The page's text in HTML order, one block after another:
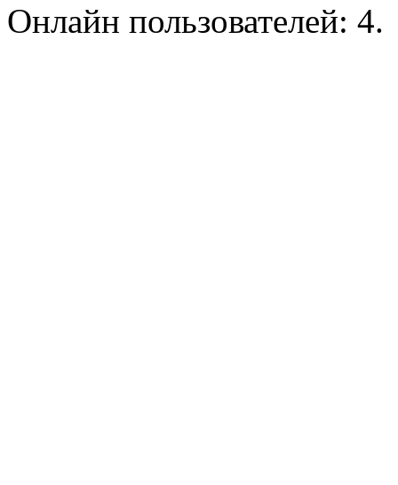
Онлайн пользователей: 4.